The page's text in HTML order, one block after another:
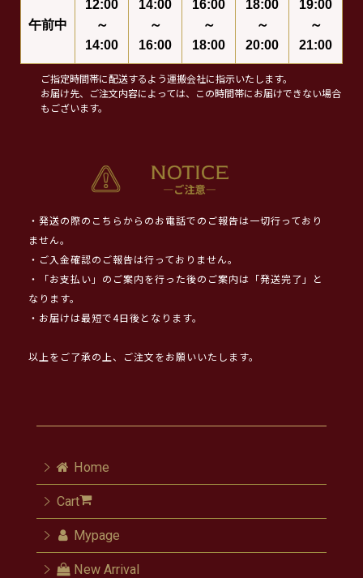
午前中
12:00
～
14:00
14:00
～
16:00
16:00
～
18:00
18:00
～
20:00
19:00
～
21:00
ご指定時間帯に配送するよう運搬会社に指示いたします。
お届け先、ご注文内容によっては、この時間帯にお届けできない場合
もございます。
・発送の際のこちらからのお電話でのご報告は一切行っており
ません。
・ご入金確認のご報告は行っておりません。
・「お支払い」のご案内を行った後のご案内は「発送完了」と
なります。
・お届けは最短で4日後となります。
以上をご了承の上、ご注文をお願いいたします。
Home
Cart
Mypage
New Arrival